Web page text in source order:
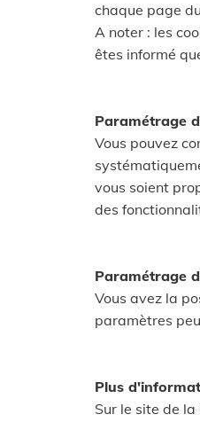
chaque page
A noter : les
êtes informé
Paramétrage
Vous pouvez
vous soient
des
Paramétrage
Vous avez la
paramètres
Plus
Sur le site de